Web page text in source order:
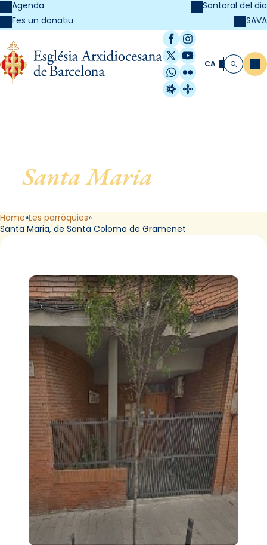
Agenda
Fes un donatiu
Santoral del dia
SAVA
Facebook
Instagram
X / Twitter
YouTube
WhatsApp
Flickr
Radio Estel
Catalunya
CA Cerca
Santa Maria
Home Les parròquies
Santa Maria, de Santa Coloma de Gramenet